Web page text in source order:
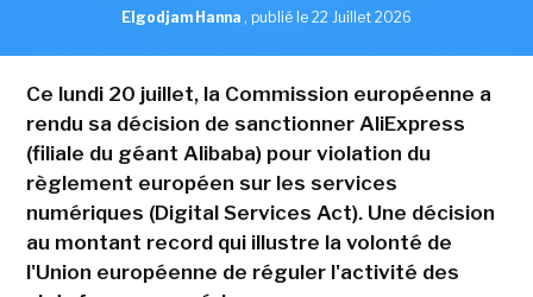
Elgodjam Hanna , publié le 22 Juillet 2026
Ce lundi 20 juillet, la Commission européenne a
rendu sa décision de sanctionner AliExpress
(filiale du géant Alibaba) pour violation du
règlement européen sur les services
numériques (Digital Services Act). Une décision
au montant record qui illustre la volonté de
l'Union européenne de réguler l'activité des